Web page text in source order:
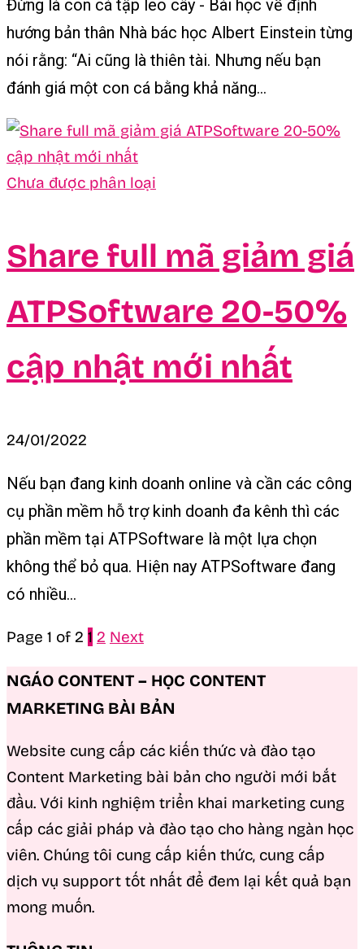
Đừng là con cá tập leo cây - Bài học về định
hướng bản thân Nhà bác học Albert Einstein từng
nói rằng: “Ai cũng là thiên tài. Nhưng nếu bạn
đánh giá một con cá bằng khả năng...
Chưa được phân loại
Share full mã giảm giá
ATPSoftware 20-50%
cập nhật mới nhất
24/01/2022
Nếu bạn đang kinh doanh online và cần các công
cụ phần mềm hỗ trợ kinh doanh đa kênh thì các
phần mềm tại ATPSoftware là một lựa chọn
không thể bỏ qua. Hiện nay ATPSoftware đang
có nhiều...
Page 1 of 2 1 2 Next
NGÁO CONTENT – HỌC CONTENT
MARKETING BÀI BẢN
Website cung cấp các kiến thức và đào tạo
Content Marketing bài bản cho người mới bắt
đầu. Với kinh nghiệm triển khai marketing cung
cấp các giải pháp và đào tạo cho hàng ngàn học
viên. Chúng tôi cung cấp kiến thức, cung cấp
dịch vụ support tốt nhất để đem lại kết quả bạn
mong muốn.